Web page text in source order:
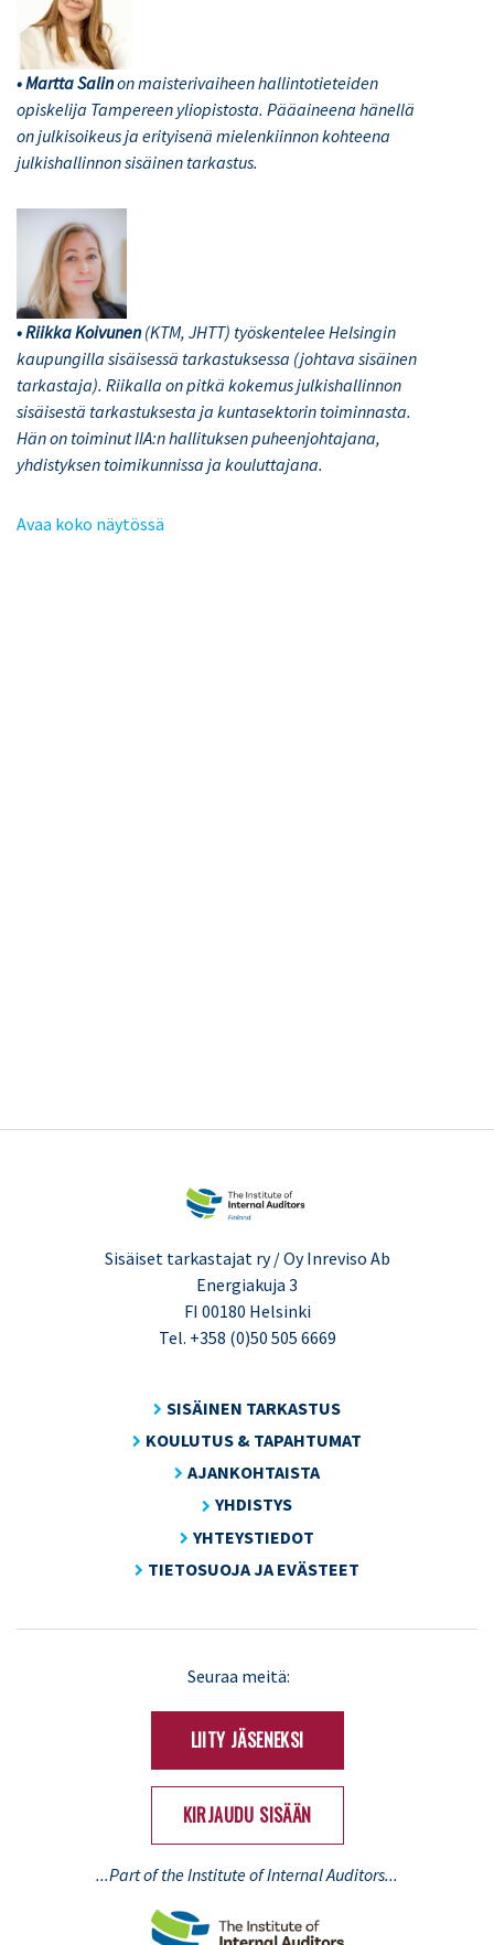
• Martta Salinon maisterivaiheen hallintotieteiden
opiskelija Tampereen yliopistosta. Pääaineena hänellä
on julkisoikeus ja erityisenä mielenkiinnon kohteena
julkishallinnon sisäinen tarkastus.
• Riikka Koivunen(KTM, JHTT) työskentelee Helsingin
kaupungilla sisäisessä tarkastuksessa (johtava sisäinen
tarkastaja). Riikalla on pitkä kokemus julkishallinnon
sisäisestä tarkastuksesta ja kuntasektorin toiminnasta.
Hän on toiminut IIA:n hallituksen puheenjohtajana,
yhdistyksen toimikunnissa ja kouluttajana.
Avaa koko näytössä
Sisäiset tarkastajat ry / Oy Inreviso Ab
Energiakuja 3
FI 00180 Helsinki
Tel. +358 (0)50 505 6669
SISÄINEN TARKASTUS
KOULUTUS & TAPAHTUMAT
AJANKOHTAISTA
YHDISTYS
YHTEYSTIEDOT
TIETOSUOJA JA EVÄSTEET
Seuraa meitä:
LIITY JÄSENEKSI
KIRJAUDU SISÄÄN
...Part of the Institute of Internal Auditors...